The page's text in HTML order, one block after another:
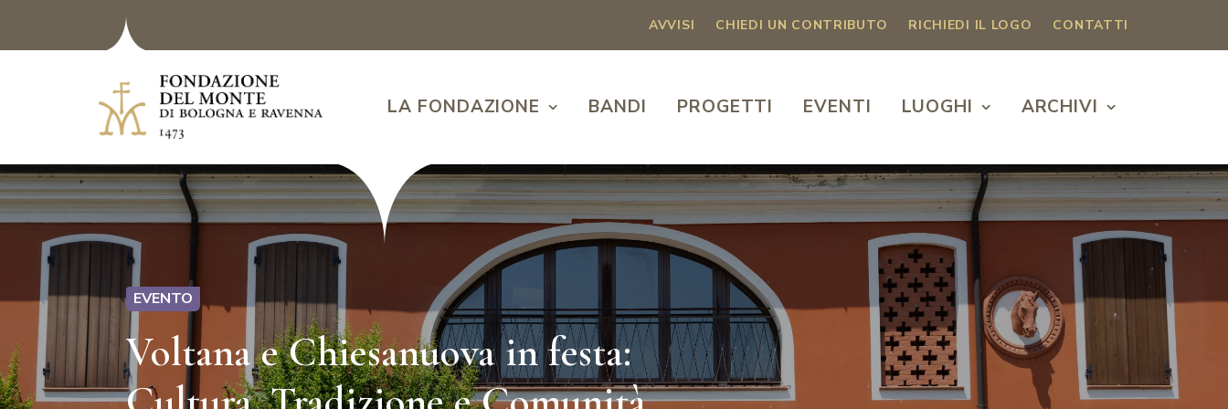
AVVISI CHIEDI UN CONTRIBUTO RICHIEDI IL LOGO CONTATTI
LA FONDAZIONE BANDI PROGETTI EVENTI LUOGHI ARCHIVI
EVENTO
Voltana e Chiesanuova in festa: